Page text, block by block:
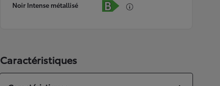
Noir Intense métallisé
Caractéristiques